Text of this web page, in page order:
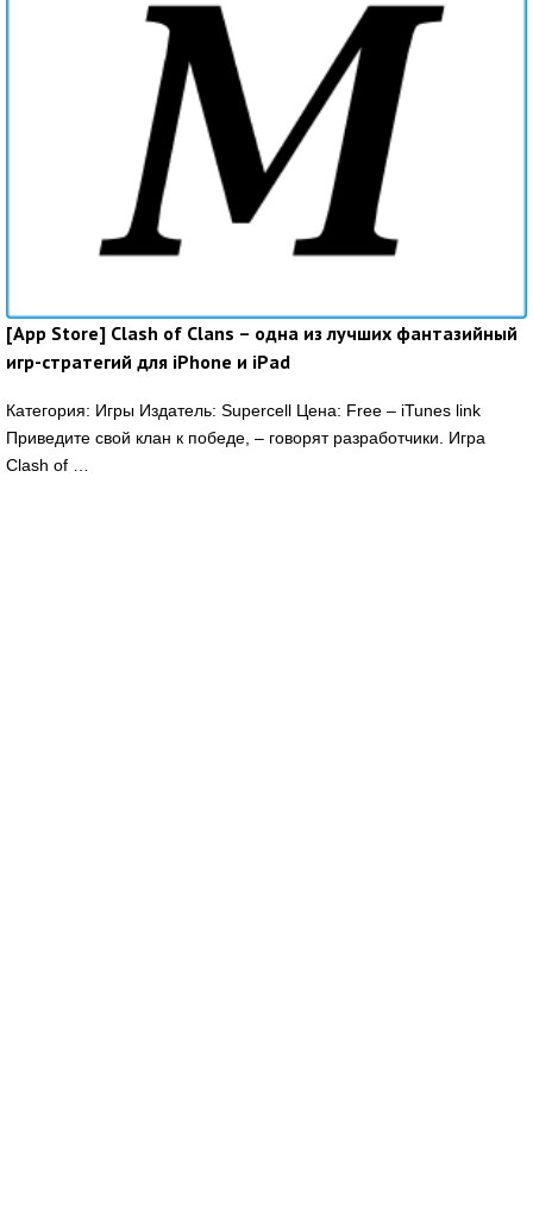
[App Store] Clash of Clans – одна из лучших фантазийный
игр-стратегий для iPhone и iPad
Категория: Игры Издатель: Supercell Цена: Free – iTunes link
Приведите свой клан к победе, – говорят разработчики. Игра
Clash of …